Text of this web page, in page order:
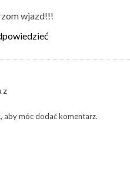
wjazd!!!
, aby móc dodać komentarz.